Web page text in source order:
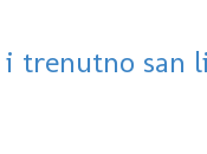
trenutno san